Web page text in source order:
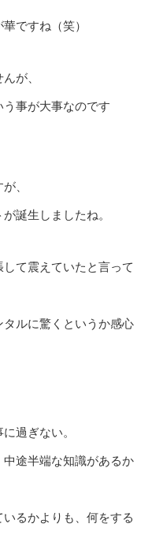
ですね（笑）
が、
事が大事なのです
、
誕生しましたね。
て震えていたと言って
ルに驚くというか感心
過ぎない。
途半端な知識があるか
るかよりも、何をする